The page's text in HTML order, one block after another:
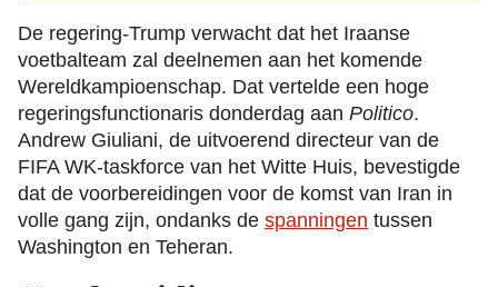
De regering-Trump verwacht dat het Iraanse
voetbalteam zal deelnemen aan het komende
Wereldkampioenschap. Dat vertelde een hoge
regeringsfunctionaris donderdag aan Politico.
Andrew Giuliani, de uitvoerend directeur van de
FIFA WK-taskforce van het Witte Huis, bevestigde
dat de voorbereidingen voor de komst van Iran in
volle gang zijn, ondanks de spanningen tussen
Washington en Teheran.